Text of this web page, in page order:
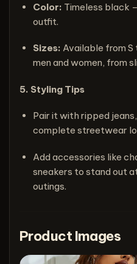
Color: Timeless black
outfit.
Sizes: Available from
men and women, from
5. Styling Tips
Pair it with ripped
complete streetwear
Add accessories like
sneakers to stand out
outings.
Product Images